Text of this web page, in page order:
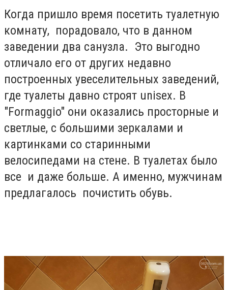
Когда пришло время посетить туалетную
комнату, порадовало, что в данном
заведении два санузла. Это выгодно
отличало его от других недавно
построенных увеселительных заведений,
где туалеты давно строят unisex. В
"Formaggio" они оказались просторные и
светлые, с большими зеркалами и
картинками со старинными
велосипедами на стене. В туалетах было
все и даже больше. А именно, мужчинам
предлагалось почистить обувь.